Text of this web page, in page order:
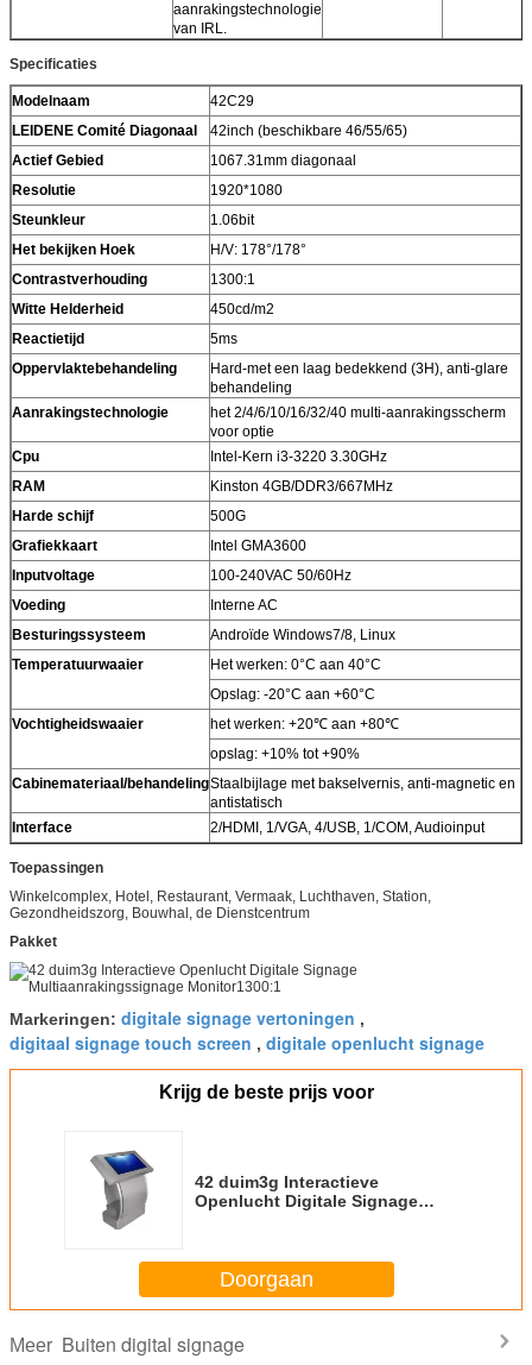
aanrakingstechnologie
van IRL.
Specificaties
Modelnaam
42C29
LEIDENE Comité Diagonaal
42inch (beschikbare 46/55/65)
Actief Gebied
1067.31mm diagonaal
Resolutie
1920*1080
Steunkleur
1.06bit
Het bekijken Hoek
H/V: 178°/178°
Contrastverhouding
1300:1
Witte Helderheid
450cd/m2
Reactietijd
5ms
Oppervlaktebehandeling
Hard-met een laag bedekkend (3H), anti-glare
behandeling
Aanrakingstechnologie
het 2/4/6/10/16/32/40 multi-aanrakingsscherm
voor optie
Cpu
Intel-Kern i3-3220 3.30GHz
RAM
Kinston 4GB/DDR3/667MHz
Harde schijf
500G
Grafiekkaart
Intel GMA3600
Inputvoltage
100-240VAC 50/60Hz
Voeding
Interne AC
Besturingssysteem
Androïde Windows7/8, Linux
Temperatuurwaaier
Het werken: 0°C aan 40°C
Opslag: -20°C aan +60°C
Vochtigheidswaaier
het werken: +20℃ aan +80℃
opslag: +10% tot +90%
Cabinemateriaal/behandelingStaalbijlage met bakselvernis, anti-magnetic en
antistatisch
Interface
2/HDMI, 1/VGA, 4/USB, 1/COM, Audioinput
Toepassingen
Winkelcomplex, Hotel, Restaurant, Vermaak, Luchthaven, Station,
Gezondheidszorg, Bouwhal, de Dienstcentrum
Pakket
Markeringen: digitale signage vertoningen ,
digitaal signage touch screen , digitale openlucht signage
Krijg de beste prijs voor
42 duim3g Interactieve
Openlucht Digitale Signage
Doorgaan
Meer Buiten digital signage